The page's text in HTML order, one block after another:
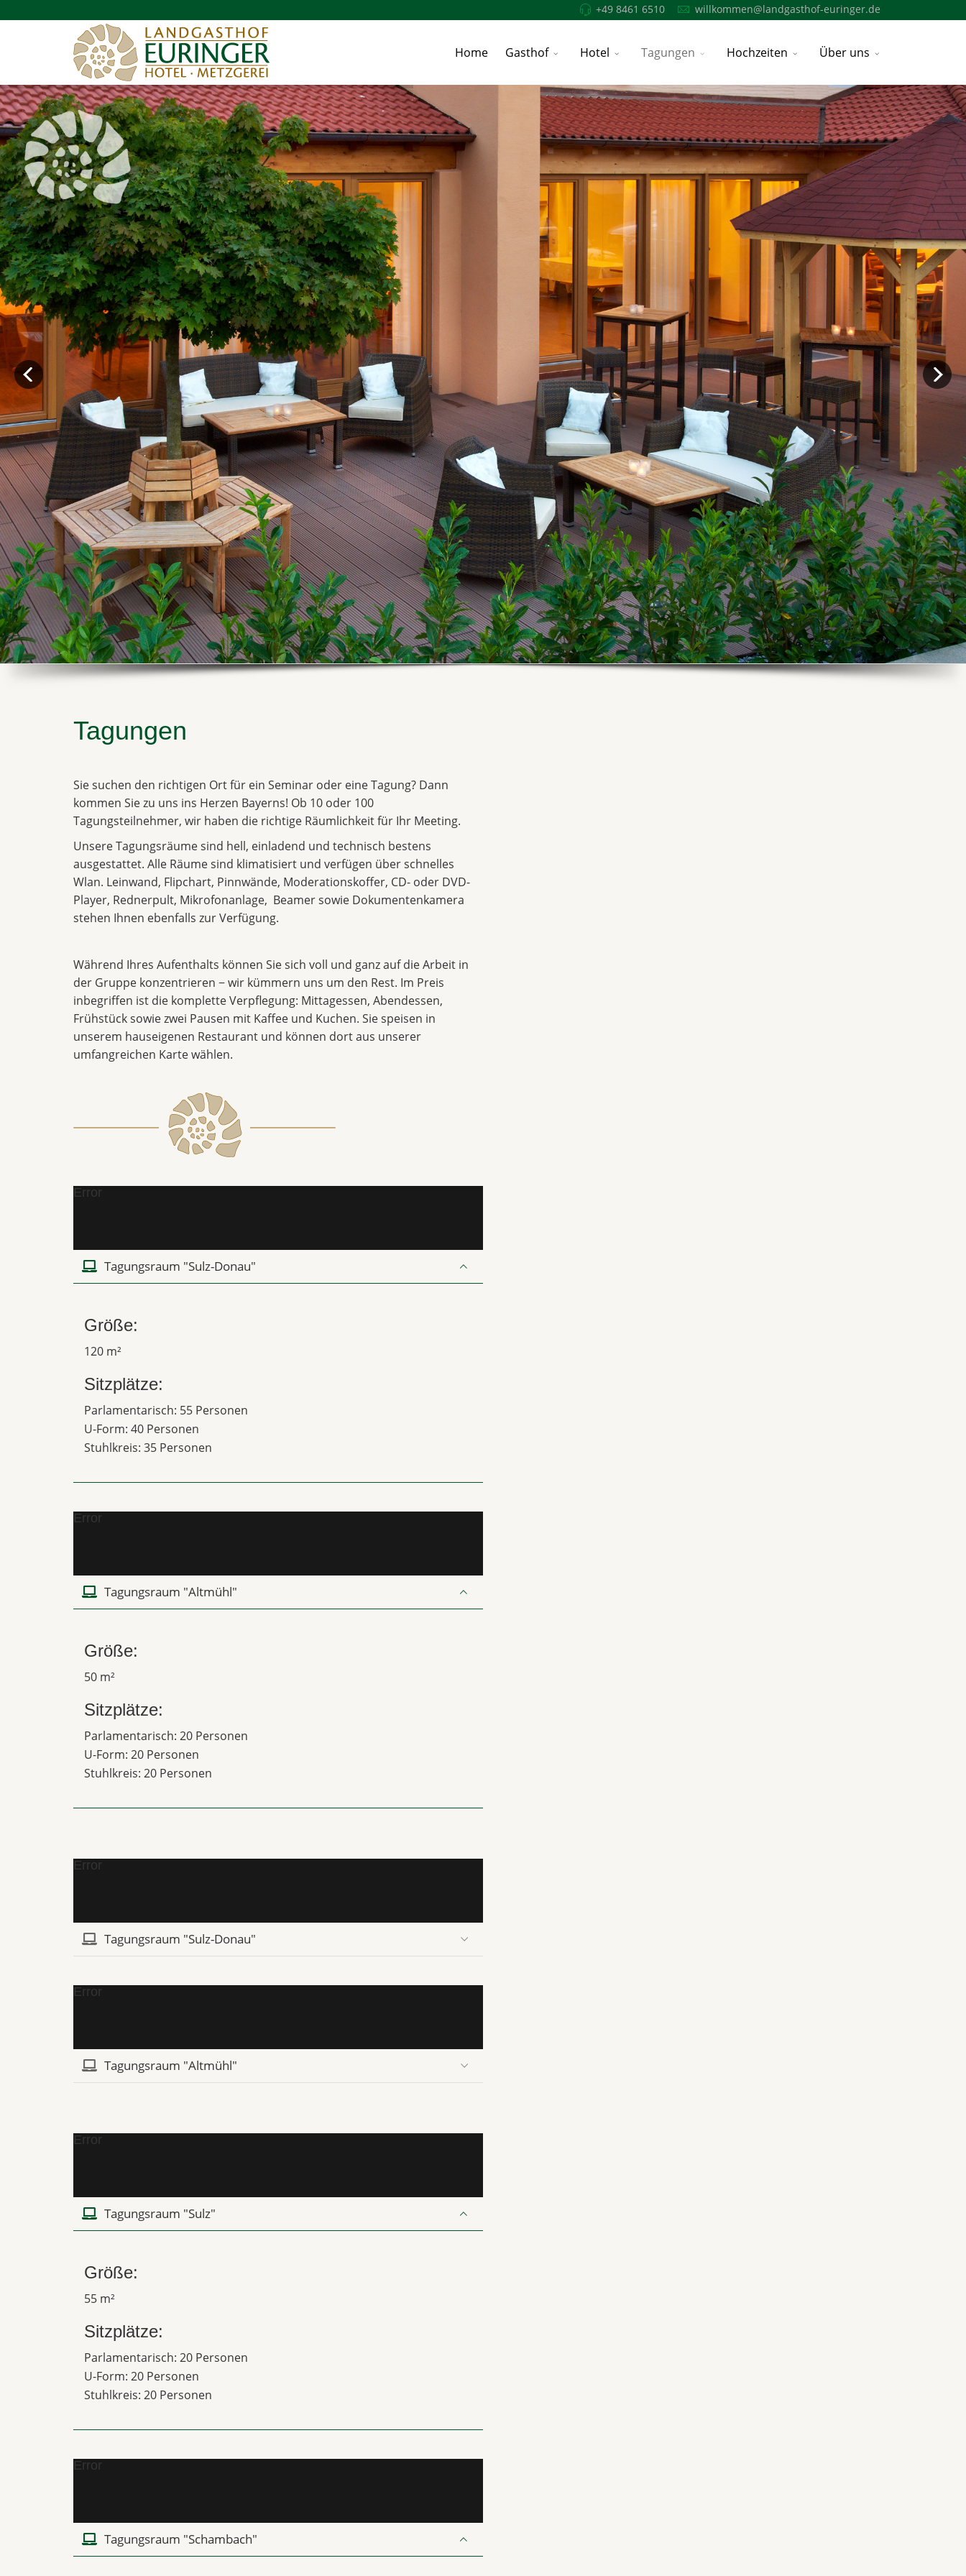
+49 8461 6510 willkommen@landgasthof-euringer.de
Home Gasthof Hotel Tagungen Hochzeiten Über uns
Tagungen
Sie suchen den richtigen Ort für ein Seminar oder eine Tagung? Dann
kommen Sie zu uns ins Herzen Bayerns! Ob 10 oder 100
Tagungsteilnehmer, wir haben die richtige Räumlichkeit für Ihr Meeting.
Unsere Tagungsräume sind hell, einladend und technisch bestens
ausgestattet. Alle Räume sind klimatisiert und verfügen über schnelles
Wlan. Leinwand, Flipchart, Pinnwände, Moderationskoffer, CD- oder DVD-
Player, Rednerpult, Mikrofonanlage, Beamer sowie Dokumentenkamera
stehen Ihnen ebenfalls zur Verfügung.
Während Ihres Aufenthalts können Sie sich voll und ganz auf die Arbeit in
der Gruppe konzentrieren − wir kümmern uns um den Rest. Im Preis
inbegriffen ist die komplette Verpflegung: Mittagessen, Abendessen,
Frühstück sowie zwei Pausen mit Kaffee und Kuchen. Sie speisen in
unserem hauseigenen Restaurant und können dort aus unserer
umfangreichen Karte wählen.
Error
Tagungsraum "Sulz-Donau"
Größe:
120 m²
Sitzplätze:
Parlamentarisch: 55 Personen
U-Form: 40 Personen
Stuhlkreis: 35 Personen
Error
Tagungsraum "Altmühl"
Größe:
50 m²
Sitzplätze:
Parlamentarisch: 20 Personen
U-Form: 20 Personen
Stuhlkreis: 20 Personen
Error
Tagungsraum "Sulz-Donau"
Error
Tagungsraum "Altmühl"
Error
Tagungsraum "Sulz"
Größe:
55 m²
Sitzplätze:
Parlamentarisch: 20 Personen
U-Form: 20 Personen
Stuhlkreis: 20 Personen
Error
Tagungsraum "Schambach"